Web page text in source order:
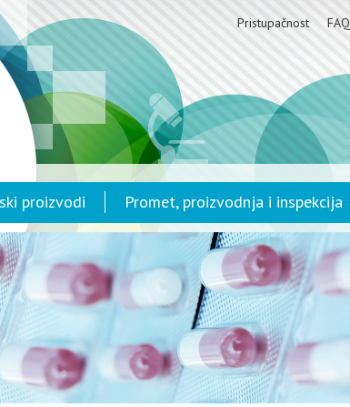
Pristupačnost FAQ
proizvodi Promet, proizvodnja i inspekcija